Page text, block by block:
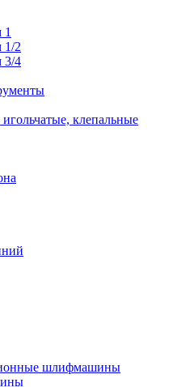
1
1/2
3/4
клепальные
шлифмашины